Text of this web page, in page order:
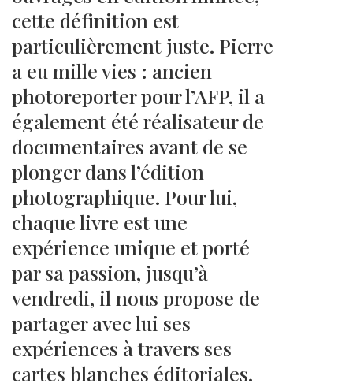
cette définition est
particulièrement juste. Pierre
a eu mille vies : ancien
photoreporter pour l’AFP, il a
également été réalisateur de
documentaires avant de se
plonger dans l’édition
photographique. Pour lui,
chaque livre est une
expérience unique et porté
par sa passion, jusqu’à
vendredi, il nous propose de
partager avec lui ses
expériences à travers ses
cartes blanches éditoriales.